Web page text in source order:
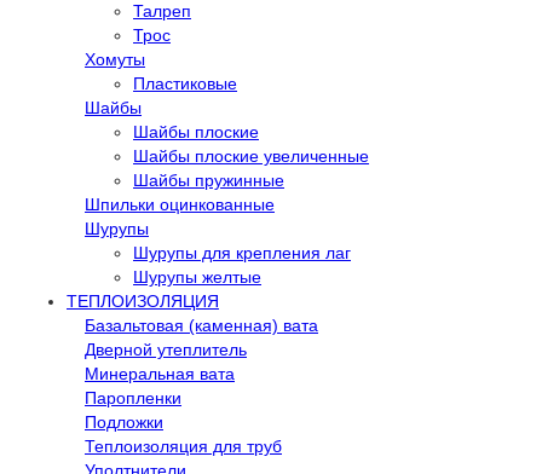
Талреп
Трос
Хомуты
Пластиковые
Шайбы
Шайбы плоские
Шайбы плоские увеличенные
Шайбы пружинные
Шпильки оцинкованные
Шурупы
Шурупы для крепления лаг
Шурупы желтые
ТЕПЛОИЗОЛЯЦИЯ
Базальтовая (каменная) вата
Дверной утеплитель
Минеральная вата
Паропленки
Подложки
Теплоизоляция для труб